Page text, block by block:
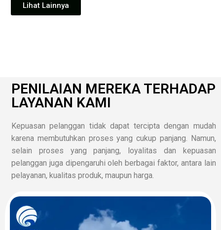
Lihat Lainnya
PENILAIAN MEREKA TERHADAP
LAYANAN KAMI
Kepuasan pelanggan tidak dapat tercipta dengan mudah
karena membutuhkan proses yang cukup panjang. Namun,
selain proses yang panjang, loyalitas dan kepuasan
pelanggan juga dipengaruhi oleh berbagai faktor, antara lain
pelayanan, kualitas produk, maupun harga.